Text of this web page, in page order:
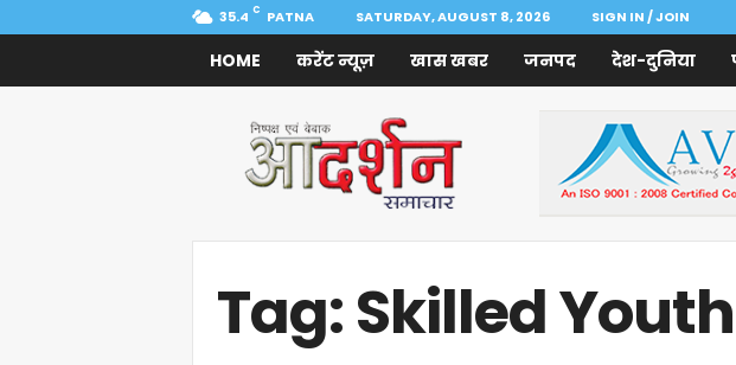
35.4 C PATNA SATURDAY, AUGUST 8, 2026 SIGN IN / JOIN
HOME करेंट न्यूज़ खास खबर जनपद देश-दुनिया
Samachar
Tag: Skilled Youth